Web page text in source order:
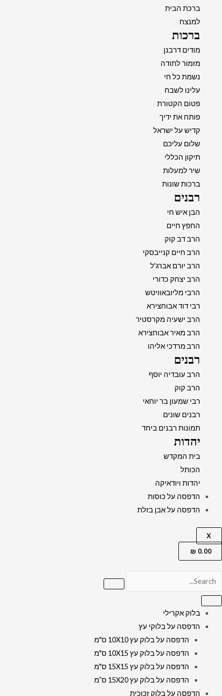
ברכת הבית
למנצח
ברכות
מודים דרבנן
מזמור לתודה
נשמת כל חי
עלינו לשבח
פטום הקטורת
פותח את ידיך
קדיש על ישראל
שלום עליכם
תיקון הכללי
שיר למעלות
ברכות שונות
רבנים
הבן איש חי
החפץ חיים
הרב דב קוק
הרב חיים קנייבסקי
הרב יורם אברג'ל
הרב יצחק כדורי
הרבי מליובאוויטש
רבי דוד אבוחצירא
הרב ישעיה מקרסטיר
הרב מאיר אבוחצירא
הרב מרדכי אליהו
רבנים
הרב עובדיה יוסף
הרב קוק
רבי שמעון בר יוחאי
רבנים שונים
תמונות רבנים ביחד
יהדות
בית המקדש
הכותל
יהדות ויודאיקה
הדפסה על כוסות
הדפסה על אבן בזלת
X
0.00
₪
בלוק אקרילי
הדפסה על בלוקי עץ
הדפסה על בלוק עץ 10X10 ס"מ
הדפסה על בלוק עץ 10X15 ס"מ
הדפסה על בלוק עץ 15X15 ס"מ
הדפסה על בלוק עץ 15X20 ס”מ
הדפסה על בלוק זכוכית